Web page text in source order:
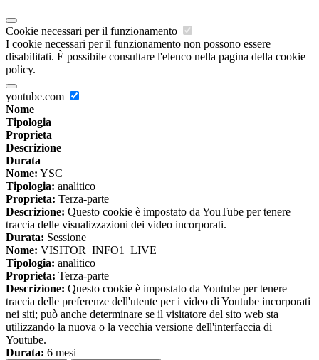
Cookie necessari per il funzionamento
I cookie necessari per il funzionamento non possono essere
disabilitati. È possibile consultare l'elenco nella pagina della cookie
policy.
youtube.com
Nome
Tipologia
Proprieta
Descrizione
Durata
Nome: YSC
Tipologia: analitico
Proprieta: Terza-parte
Descrizione: Questo cookie è impostato da YouTube per tenere
traccia delle visualizzazioni dei video incorporati.
Durata: Sessione
Nome: VISITOR_INFO1_LIVE
Tipologia: analitico
Proprieta: Terza-parte
Descrizione: Questo cookie è impostato da Youtube per tenere
traccia delle preferenze dell'utente per i video di Youtube incorporati
nei siti; può anche determinare se il visitatore del sito web sta
utilizzando la nuova o la vecchia versione dell'interfaccia di
Youtube.
Durata: 6 mesi